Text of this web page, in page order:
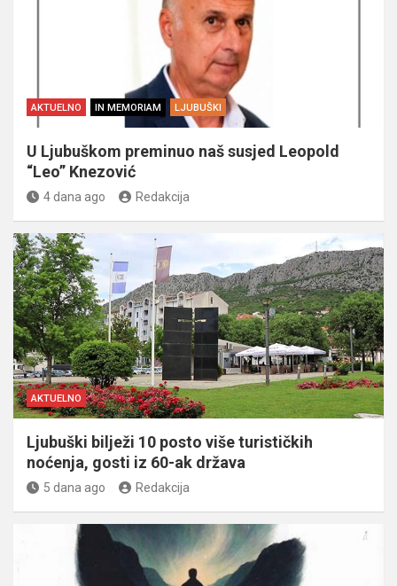
AKTUELNO IN MEMORIAM LJUBUŠKI
U Ljubuškom preminuo naš susjed Leopold
“Leo” Knezović
4 dana ago Redakcija
AKTUELNO
Ljubuški bilježi 10 posto više turističkih
noćenja, gosti iz 60-ak država
5 dana ago Redakcija